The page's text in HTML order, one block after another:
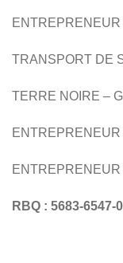
TRANSPORT
TRANSPORT DE
TERRE NOIRE –
RBQ : 5683-6547-